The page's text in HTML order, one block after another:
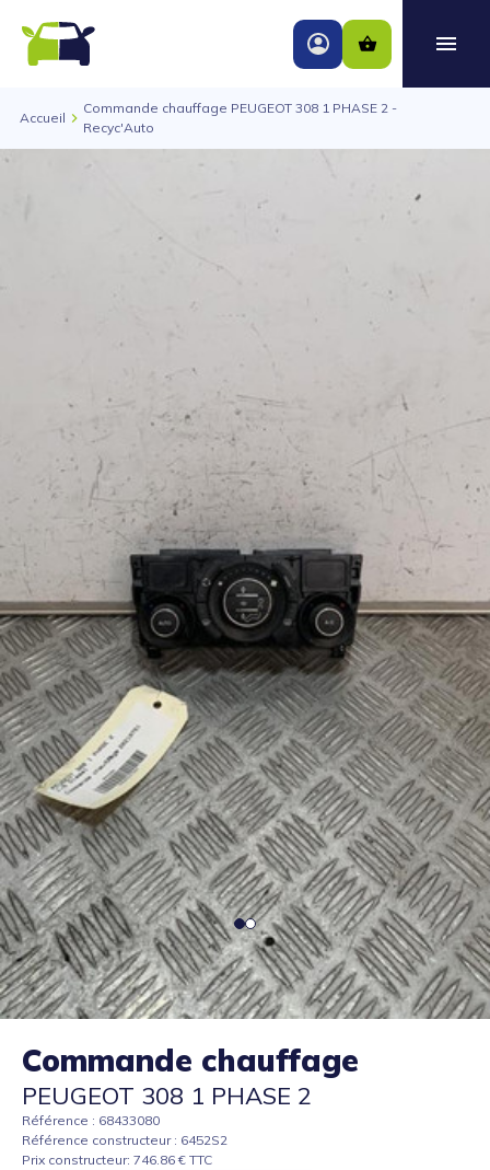
Accueil
Commande chauffage PEUGEOT 308 1 PHASE 2 -
Recyc'Auto
Commande chauffage
PEUGEOT 308 1 PHASE 2
Référence : 68433080
Référence constructeur : 6452S2
Prix constructeur: 746.86 € TTC